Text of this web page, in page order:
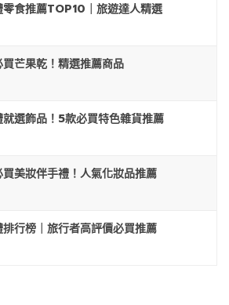
零食推薦TOP10｜旅遊達人精選
芒果乾！精選推薦商品
選飾品！5款必買特色雜貨推薦
美妝伴手禮！人氣化妝品推薦
行榜｜旅行者高評價必買推薦